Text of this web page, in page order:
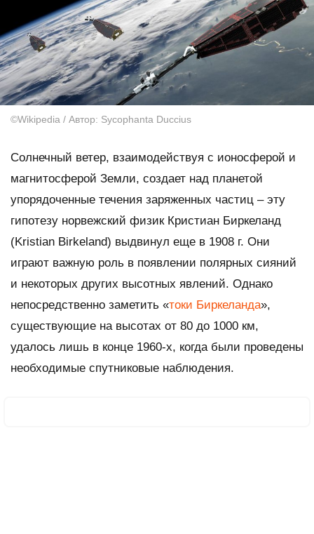
©Wikipedia / Автор: Sycophanta Duccius
Солнечный ветер, взаимодействуя с ионосферой и
магнитосферой Земли, создает над планетой
упорядоченные течения заряженных частиц – эту
гипотезу норвежский физик Кристиан Биркеланд
(Kristian Birkeland) выдвинул еще в 1908 г. Они
играют важную роль в появлении полярных сияний
и некоторых других высотных явлений. Однако
непосредственно заметить «токи Биркеланда»,
существующие на высотах от 80 до 1000 км,
удалось лишь в конце 1960-х, когда были проведены
необходимые спутниковые наблюдения.